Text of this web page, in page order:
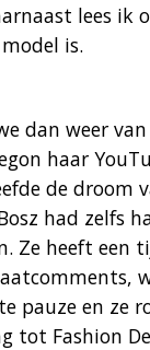
lees ik
is.
dan weer
haar
de droom
had zelfs
Ze heeft een
pauze en ze
tot Fashion